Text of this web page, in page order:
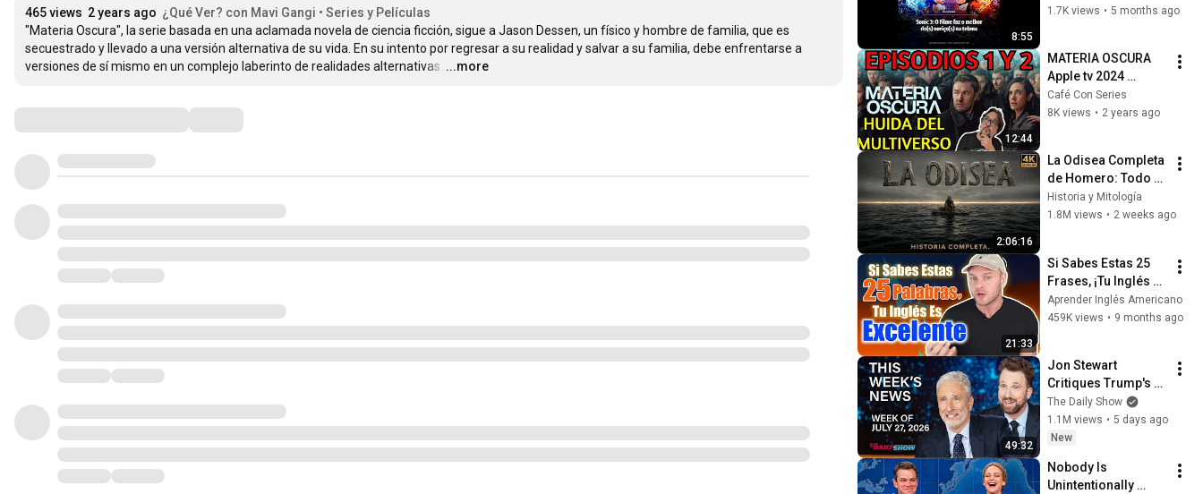
465 views 2 years ago ¿Qué Ver? con Mavi Gangi • Series y Películas
"Materia Oscura", la serie basada en una aclamada novela de ciencia ficción, sigue a Jason Dessen, un físico y hombre de familia, que es
secuestrado y llevado a una versión alternativa de su vida. En su intento por regresar a su realidad y salvar a su familia, debe enfrentarse a
versiones de sí mismo en un complejo laberinto de realidades alternativas. …
...more
8:55
1.7K views • 5 months ago
12:44
MATERIA OSCURA
Apple tv 2024
Episodios 1 y 2 |
DARK MATTER 1x01
Café Con Series
8K views • 2 years ago
2:06:16
La Odisea Completa
de Homero: Todo el
Viaje de Odiseo
desde Troya hasta
Historia y Mitología
1.8M views • 2 weeks ago
21:33
Si Sabes Estas 25
Frases, ¡Tu Inglés Es
Excelente! (Test Real
de Inglés) -
Aprender Inglés Americano
459K views • 9 months ago
49:32
Jon Stewart
Critiques Trump's
WHCD Set & Klepper
Eyes Fauci's
Explosive Diary | The
The Daily Show
1.1M views • 5 days ago
New
Nobody Is
Unintentionally